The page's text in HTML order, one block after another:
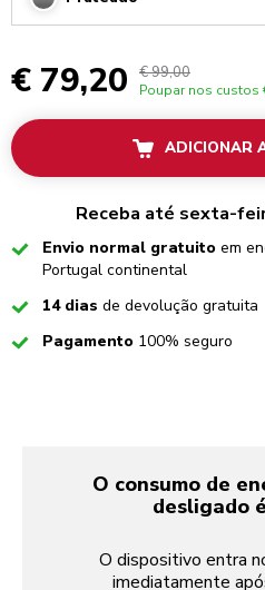
€ 79,20 € 99,00
Poupar nos custos
ADICIONAR
Receba até sexta-
CheckedEnvio normal gratuito em
Portugal continental
Checked
14 dias de devolução gratuita
CheckedPagamento 100% seguro
O consumo de
desligado
O dispositivo entra
imediatamente